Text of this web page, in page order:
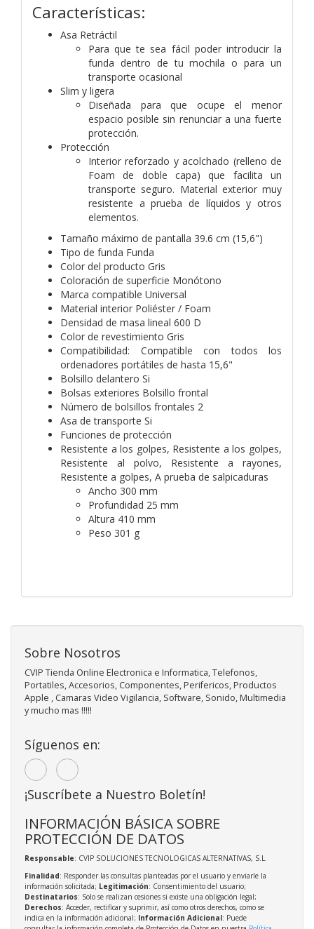
Características:
Asa Retráctil
Para que te sea fácil poder introducir la
funda dentro de tu mochila o para un
transporte ocasional
Slim y ligera
Diseñada para que ocupe el menor
espacio posible sin renunciar a una fuerte
protección.
Protección
Interior reforzado y acolchado (relleno de
Foam de doble capa) que facilita un
transporte seguro. Material exterior muy
resistente a prueba de líquidos y otros
elementos.
Tamaño máximo de pantalla 39.6 cm (15,6")
Tipo de funda Funda
Color del producto Gris
Coloración de superficie Monótono
Marca compatible Universal
Material interior Poliéster / Foam
Densidad de masa lineal 600 D
Color de revestimiento Gris
Compatibilidad: Compatible con todos los
ordenadores portátiles de hasta 15,6"
Bolsillo delantero Si
Bolsas exteriores Bolsillo frontal
Número de bolsillos frontales 2
Asa de transporte Si
Funciones de protección
Resistente a los golpes, Resistente a los golpes,
Resistente al polvo, Resistente a rayones,
Resistente a golpes, A prueba de salpicaduras
Ancho 300 mm
Profundidad 25 mm
Altura 410 mm
Peso 301 g
Sobre Nosotros
CVIP Tienda Online Electronica e Informatica, Telefonos,
Portatiles, Accesorios, Componentes, Perifericos, Productos
Apple , Camaras Video Vigilancia, Software, Sonido, Multimedia
y mucho mas !!!!!
Síguenos en:
¡Suscríbete a Nuestro Boletín!
INFORMACIÓN BÁSICA SOBRE
PROTECCIÓN DE DATOS
Responsable: CVIP SOLUCIONES TECNOLOGICAS ALTERNATIVAS, S.L.
Finalidad: Responder las consultas planteadas por el usuario y enviarle la
información solicitada; Legitimación: Consentimiento del usuario;
Destinatarios: Solo se realizan cesiones si existe una obligación legal;
Derechos: Acceder, rectificar y suprimir, así como otros derechos, como se
indica en la información adicional; Información Adicional: Puede